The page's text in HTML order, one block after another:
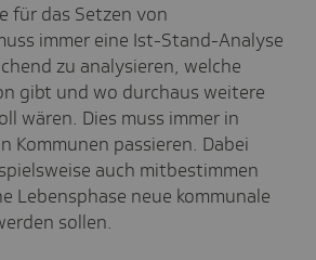
für das Setzen von
immer eine Ist-Stand-Analyse
zu analysieren, welche
gibt und wo durchaus weitere
wären. Dies muss immer in
Kommunen passieren. Dabei
auch mitbestimmen
Lebensphase neue kommunale
sollen.